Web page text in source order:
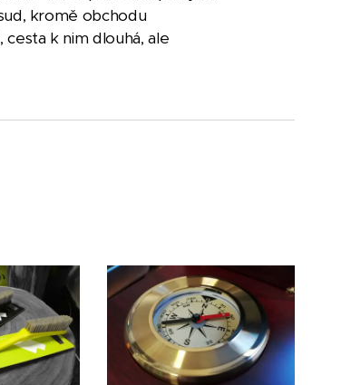
kromě obchodu
k nim dlouhá, ale